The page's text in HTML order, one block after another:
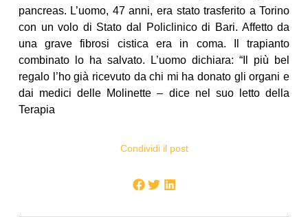
pancreas. L’uomo, 47 anni, era stato trasferito a Torino
con un volo di Stato dal Policlinico di Bari. Affetto da
una grave fibrosi cistica era in coma. Il trapianto
combinato lo ha salvato. L’uomo dichiara: “Il più bel
regalo l’ho già ricevuto da chi mi ha donato gli organi e
dai medici delle Molinette – dice nel suo letto della
Terapia
Condividi il post